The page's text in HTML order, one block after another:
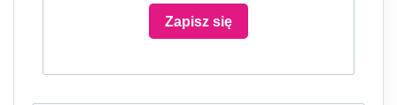
Zapisz się